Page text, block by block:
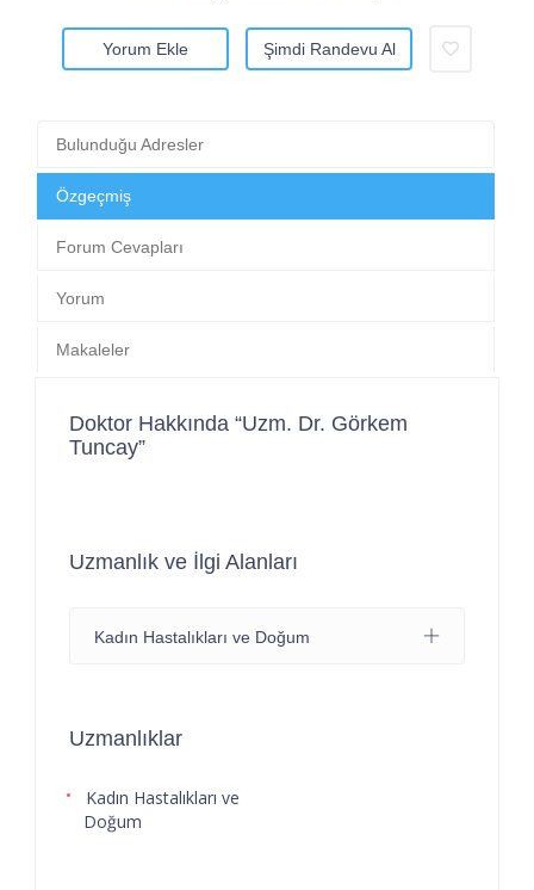
Yorum Ekle Şimdi Randevu Al
Bulunduğu Adresler
Özgeçmiş
Forum Cevapları
Yorum
Makaleler
Doktor Hakkında “Uzm. Dr. Görkem
Tuncay”
Uzmanlık ve İlgi Alanları
Kadın Hastalıkları ve Doğum
Uzmanlıklar
Kadın Hastalıkları ve
Doğum